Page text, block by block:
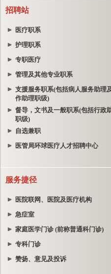
招聘站
医疗职系
护理职系
专职医疗
管理及其他专业职系
支援服务职系(包括病人服务助理
作助理职级)
督导，文书及一般职系(包括行政
职级)
自选兼职
医管局环球医疗人才招聘中心
服务捷径
医院联网、医院及医疗机构
急症室
家庭医学门诊 (前称普通科门诊)
专科门诊
赞扬、意见及投诉